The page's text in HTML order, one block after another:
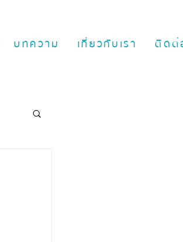
บทความ เกี่ยวกับเรา ติด